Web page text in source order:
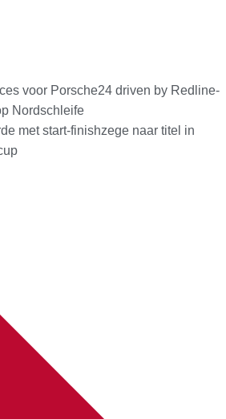
voor Porsche24 driven by Redline-
Nordschleife
met start-finishzege naar titel in